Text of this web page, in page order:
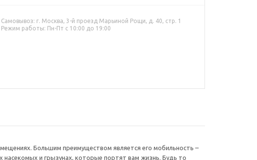
Самовывоз: г. Москва, 3-й проезд Марьиной Рощи, д. 40, стр. 1
Режим работы: Пн-Пт с 10:00 до 19:00
Большим преимуществом является его мобильность –
и грызунах, которые портят вам жизнь. Будь то